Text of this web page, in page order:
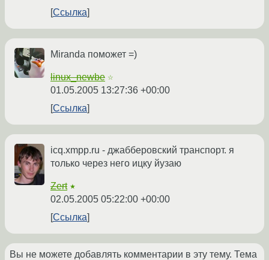
Ссылка
Miranda поможет =)
linux_newbe ☆
01.05.2005 13:27:36 +00:00
Ссылка
icq.xmpp.ru - джабберовский транспорт. я
только через него ицку йузаю
Zert ★
02.05.2005 05:22:00 +00:00
Ссылка
Вы не можете добавлять комментарии в эту тему. Тема